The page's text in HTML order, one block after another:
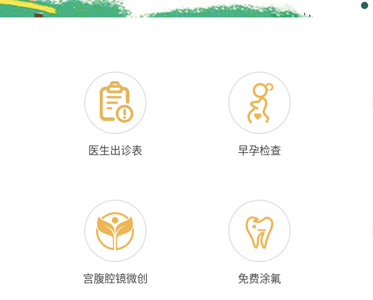
医生出诊表 早孕检查
宫腹腔镜微创 免费涂氟